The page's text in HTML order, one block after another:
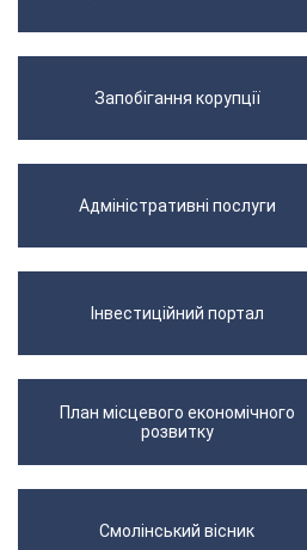
Запобігання корупції
Адміністративні послуги
Інвестиційний портал
План місцевого економічного
розвитку
Смолінський вісник